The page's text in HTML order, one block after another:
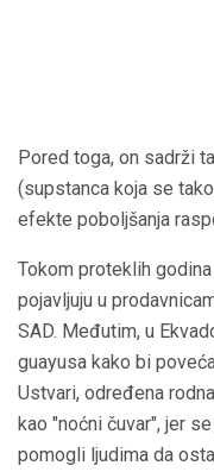
Pored toga, on sadrži
(supstanca koja se
efekte poboljšanja
Tokom proteklih
pojavljuju u
SAD. Međutim, u
guayusa kako bi
Ustvari, određena
kao "noćni čuvar", jer
pomogli ljudima da